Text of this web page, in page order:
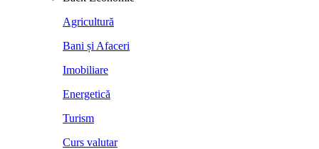
Agricultură
Bani și Afaceri
Imobiliare
Energetică
Turism
Curs valutar